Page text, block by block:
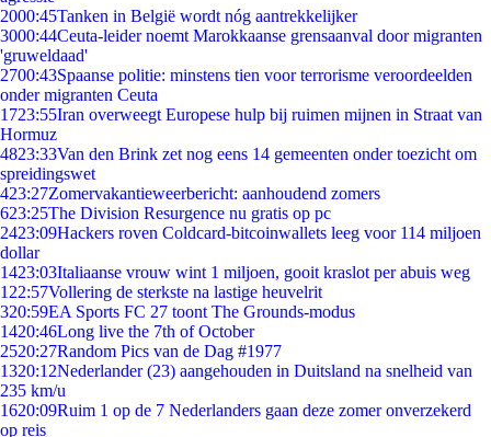
2000:45Tanken in België wordt nóg aantrekkelijker
3000:44Ceuta-leider noemt Marokkaanse grensaanval door migranten
'gruweldaad'
2700:43Spaanse politie: minstens tien voor terrorisme veroordeelden
onder migranten Ceuta
1723:55Iran overweegt Europese hulp bij ruimen mijnen in Straat van
Hormuz
4823:33Van den Brink zet nog eens 14 gemeenten onder toezicht om
spreidingswet
423:27Zomervakantieweerbericht: aanhoudend zomers
623:25The Division Resurgence nu gratis op pc
2423:09Hackers roven Coldcard-bitcoinwallets leeg voor 114 miljoen
dollar
1423:03Italiaanse vrouw wint 1 miljoen, gooit kraslot per abuis weg
1 22:57Vollering de sterkste na lastige heuvelrit
320:59EA Sports FC 27 toont The Grounds-modus
1420:46Long live the 7th of October
2520:27Random Pics van de Dag #1977
1320:12Nederlander (23) aangehouden in Duitsland na snelheid van
235 km/u
1620:09Ruim 1 op de 7 Nederlanders gaan deze zomer onverzekerd
op reis